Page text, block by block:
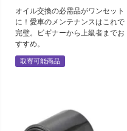
オイル交換の必需品がワンセット
に！愛車のメンテナンスはこれで
完璧。ビギナーから上級者までお
すすめ。
取寄可能商品